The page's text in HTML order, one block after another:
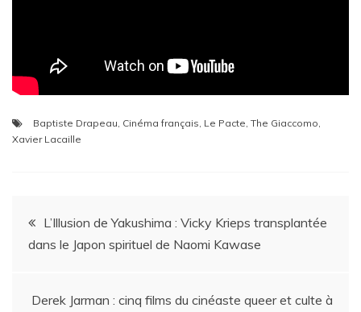
Baptiste Drapeau Cinéma français Le Pacte The Giaccomo
Xavier Lacaille
Navigation
de
l’article
L’Illusion de Yakushima : Vicky Krieps transplantée
dans le Japon spirituel de Naomi Kawase
Derek Jarman : cinq films du cinéaste queer et culte à